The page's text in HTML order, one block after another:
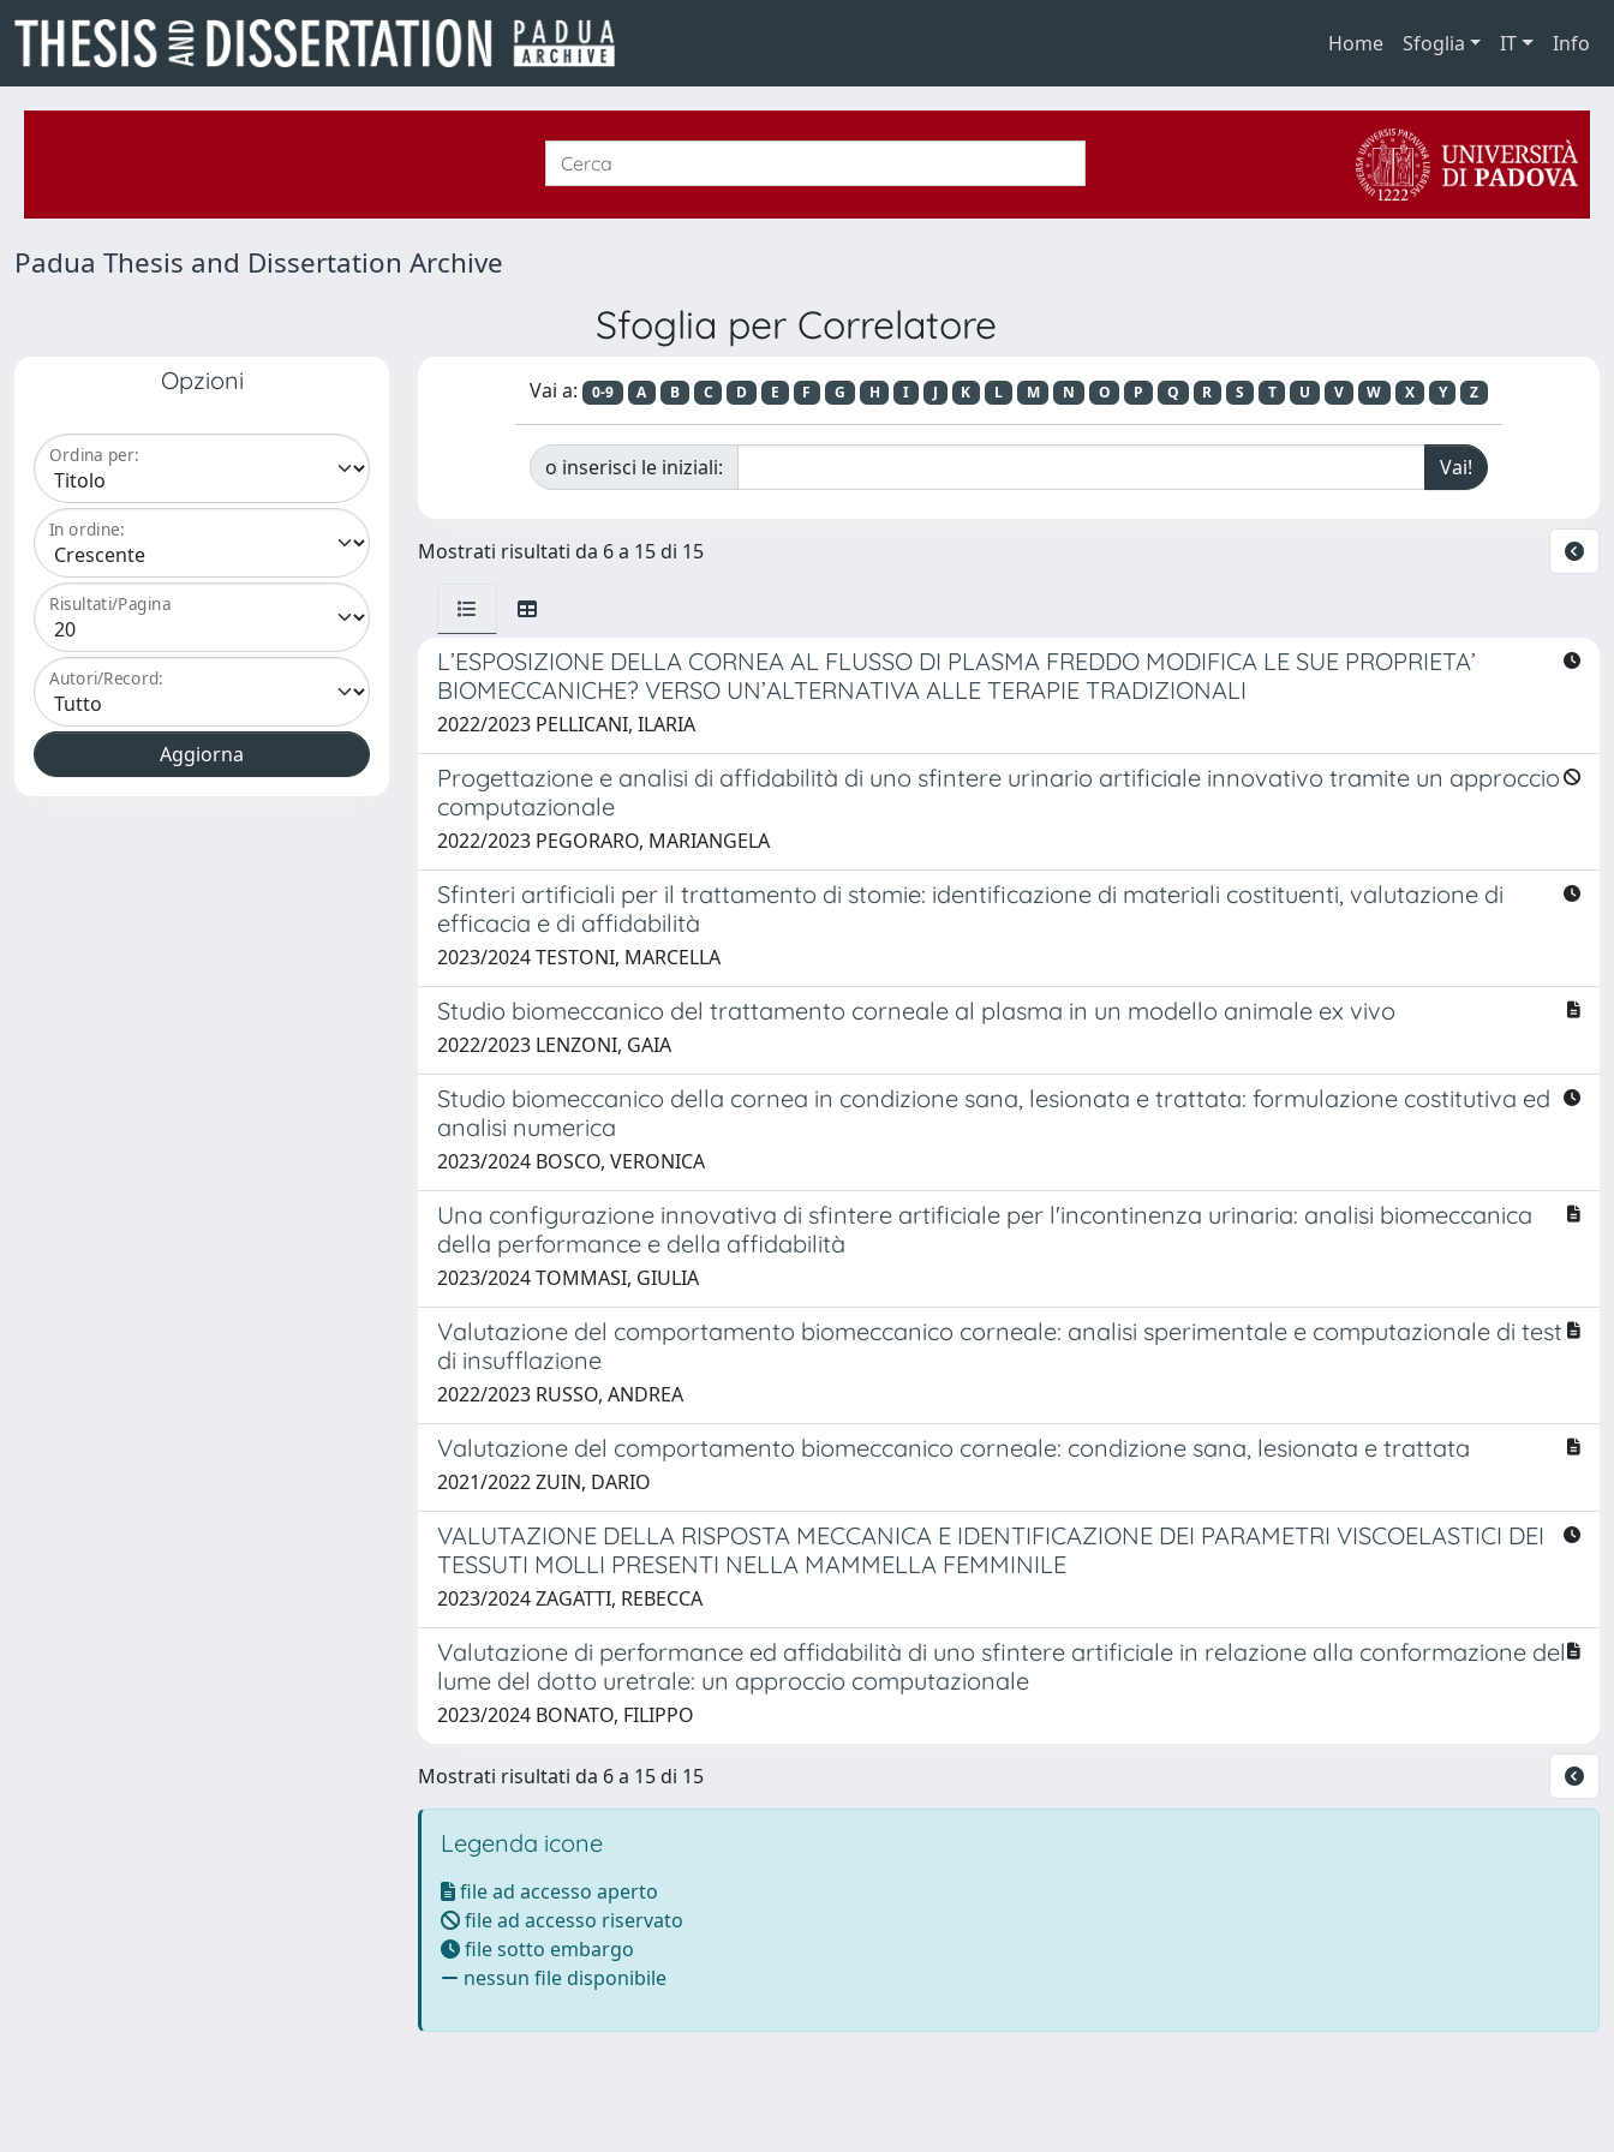
Home Sfoglia IT Info
Padua Thesis and Dissertation Archive
Sfoglia per Correlatore
Opzioni
Ordina per:
In ordine:
Risultati/Pagina
Autori/Record:
Vai a: 0-9 A B C D E F G H I J K L M N O P Q R S T U V W X Y Z
o inserisci le iniziali:
Mostrati risultati da 6 a 15 di 15
L’ESPOSIZIONE DELLA CORNEA AL FLUSSO DI PLASMA FREDDO MODIFICA LE SUE PROPRIETA’
BIOMECCANICHE? VERSO UN’ALTERNATIVA ALLE TERAPIE TRADIZIONALI
2022/2023 PELLICANI, ILARIA
Progettazione e analisi di affidabilità di uno sfintere urinario artificiale innovativo tramite un approccio
computazionale
2022/2023 PEGORARO, MARIANGELA
Sfinteri artificiali per il trattamento di stomie: identificazione di materiali costituenti, valutazione di
efficacia e di affidabilità
2023/2024 TESTONI, MARCELLA
Studio biomeccanico del trattamento corneale al plasma in un modello animale ex vivo
2022/2023 LENZONI, GAIA
Studio biomeccanico della cornea in condizione sana, lesionata e trattata: formulazione costitutiva ed
analisi numerica
2023/2024 BOSCO, VERONICA
Una configurazione innovativa di sfintere artificiale per l'incontinenza urinaria: analisi biomeccanica
della performance e della affidabilità
2023/2024 TOMMASI, GIULIA
Valutazione del comportamento biomeccanico corneale: analisi sperimentale e computazionale di test
di insufflazione
2022/2023 RUSSO, ANDREA
Valutazione del comportamento biomeccanico corneale: condizione sana, lesionata e trattata
2021/2022 ZUIN, DARIO
VALUTAZIONE DELLA RISPOSTA MECCANICA E IDENTIFICAZIONE DEI PARAMETRI VISCOELASTICI DEI
TESSUTI MOLLI PRESENTI NELLA MAMMELLA FEMMINILE
2023/2024 ZAGATTI, REBECCA
Valutazione di performance ed affidabilità di uno sfintere artificiale in relazione alla conformazione del
lume del dotto uretrale: un approccio computazionale
2023/2024 BONATO, FILIPPO
Mostrati risultati da 6 a 15 di 15
Legenda icone
file ad accesso aperto
file ad accesso riservato
file sotto embargo
nessun file disponibile